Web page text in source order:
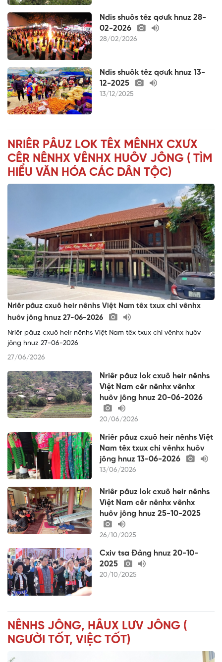
Ndis shuôs têz qơưk hnuz 28-
02-2026
28/02/2026
Ndis shuôk têz qơưk hnuz 13-
12-2025
13/12/2025
NRIÊR PÂUZ LOK TÊX MÊNHX CXƯX
CÊR NÊNHX VÊNHX HUÔV JÔNG ( TÌM
HIỂU VĂN HÓA CÁC DÂN TỘC)
Nriêr pâuz cxuô heir nênhs Việt Nam têx txux chi vênhx
huôv jông hnuz 27-06-2026
Nriêr pâuz cxuô heir nênhs Việt Nam têx txux chi vênhx huôv
jông hnuz 27-06-2026
27/06/2026
Nriêr pâuz lok cxuô heir nênhs
Việt Nam cêr nênhx vênhx
huôv jông hnuz 20-06-2026
20/06/2026
Nriêr pâuz cxuô heir nênhs Việt
Nam têx txux chi vênhx huôv
jông hnuz 13-06-2026
13/06/2026
Nriêr pâuz lok cxuô heir nênhs
Việt Nam cêr nênhx vênhx
huôv jông hnuz 25-10-2025
26/10/2025
Cxiv tsa Đảng hnuz 20-10-
2025
20/10/2025
NÊNHS JÔNG, HÂUX LƯV JÔNG (
NGƯỜI TỐT, VIỆC TỐT)